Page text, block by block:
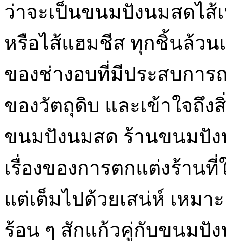
ว่าจะเป็นขนมปังนมสดไส้
หรือไส้แฮมชีส ทุกชิ้นล้วน
ของช่างอบที่มีประสบกา
ของวัตถุดิบ และเข้าใจถึ
ขนมปังนมสด ร้านขนมปัง
เรื่องของการตกแต่งร้าน
แต่เต็มไปด้วยเสน่ห์ เหม
ร้อน ๆ สักแก้วคู่กับขนมปั